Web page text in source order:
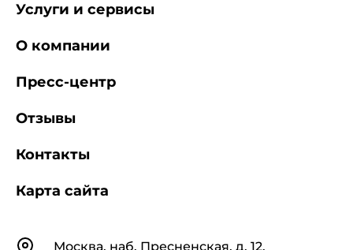
КонтактыМосква, наб. Пресненская, д. 12,
Услуги и сервисы
О компании
Пресс-центр
Отзывы
Контакты
Карта сайта